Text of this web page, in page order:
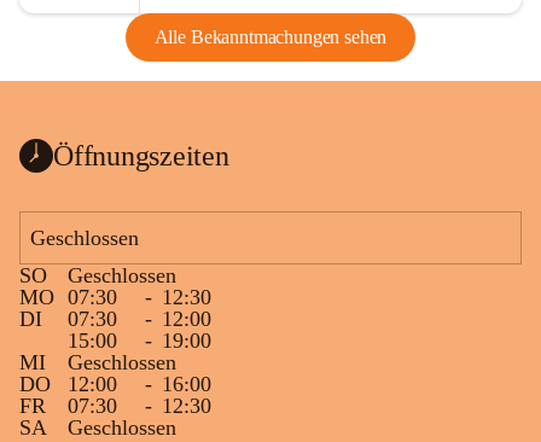
Alle Bekanntmachungen sehen
Öffnungszeiten
Geschlossen
SO
Geschlossen
MO 07:30 - 12:30
DI
07:30 - 12:00
15:00
- 19:00
MI
Geschlossen
DO
12:00 - 16:00
FR
07:30 - 12:30
SA
Geschlossen